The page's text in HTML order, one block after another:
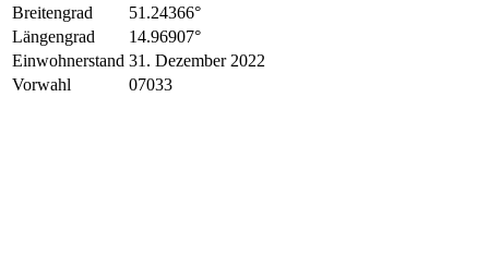
Breitengrad
51.24366°
Längengrad
14.96907°
Einwohnerstand 31. Dezember 2022
Vorwahl
07033